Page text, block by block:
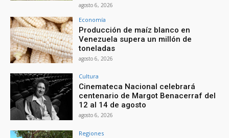
agosto 6, 2026
Economía
Producción de maíz blanco en
Venezuela supera un millón de
toneladas
agosto 6, 2026
Cultura
Cinemateca Nacional celebrará
centenario de Margot Benacerraf del
12 al 14 de agosto
agosto 6, 2026
Regiones